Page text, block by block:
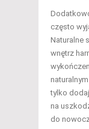
często
Naturalne
wnętrz
tylko
na
do